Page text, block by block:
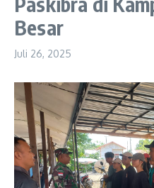
Besar
Juli 26, 2025